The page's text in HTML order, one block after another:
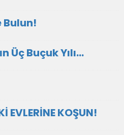
Bulun!
Üç Buçuk Yılı…
EVLERİNE KOŞUN!